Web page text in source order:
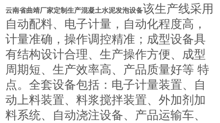
云南省曲靖厂家定制生产混凝土水泥发泡设备该生产线采用
自动配料、电子计量，自动化程度高，
计量准确，操作调控精准；成型设备具
有结构设计合理、生产操作方便、成型
周期短、生产效率高、产品质量好等 特
点。全套设备包括：电子计量装置、自
动上料装置、料浆搅拌装置、外加剂加
料系统、自动浇注设备、产品运输车、